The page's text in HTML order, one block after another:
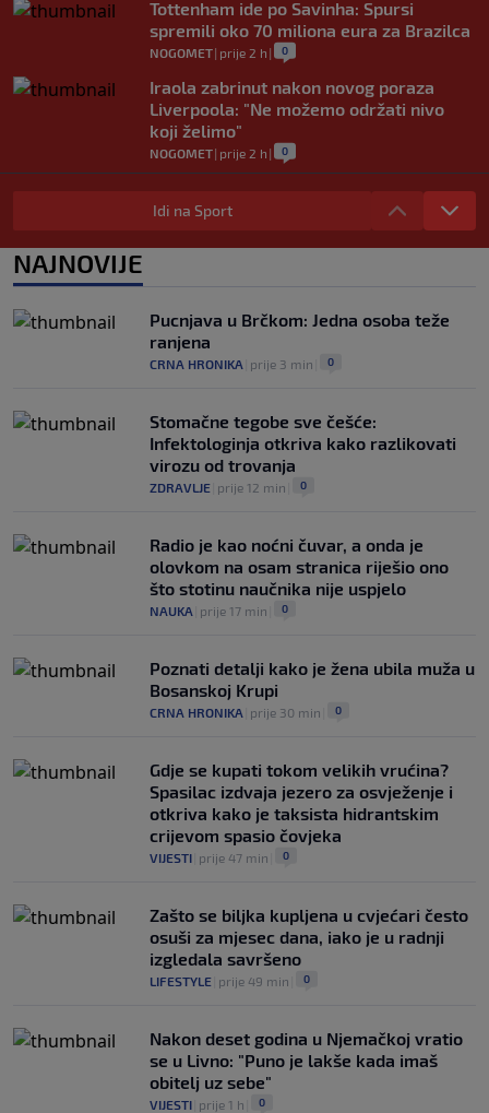
Tottenham ide po Savinha: Spursi
spremili oko 70 miliona eura za Brazilca
NOGOMET| prije 2 h | 0
Iraola zabrinut nakon novog poraza
Liverpoola: "Ne možemo održati nivo
koji želimo"
NOGOMET| prije 2 h | 0
Vlahović pred velikom odlukom:
Beşiktaş mu nudi 10 miliona eura po
0
Mundijal: Od fudbala do Trumpa,
milijardi i rata s UEFA-om
NOGOMET
Idi na Sport
NAJNOVIJE
Pucnjava u Brčkom: Jedna osoba teže
ranjena
CRNA HRONIKA prije 3 min 0
Stomačne tegobe sve češće:
Infektologinja otkriva kako razlikovati
virozu od trovanja
ZDRAVLJE prije 12 min 0
Radio je kao noćni čuvar, a onda je
olovkom na osam stranica riješio ono
što stotinu naučnika nije uspjelo
NAUKA prije 17 min 0
Poznati detalji kako je žena ubila muža u
Bosanskoj Krupi
CRNA HRONIKA prije 30 min 0
Gdje se kupati tokom velikih vrućina?
Spasilac izdvaja jezero za osvježenje i
otkriva kako je taksista hidrantskim
crijevom spasio čovjeka
VIJESTI prije 47 min 0
Zašto se biljka kupljena u cvjećari često
osuši za mjesec dana, iako je u radnji
izgledala savršeno
LIFESTYLE prije 49 min 0
Nakon deset godina u Njemačkoj vratio
se u Livno: "Puno je lakše kada imaš
obitelj uz sebe"
VIJESTI prije 1 h 0